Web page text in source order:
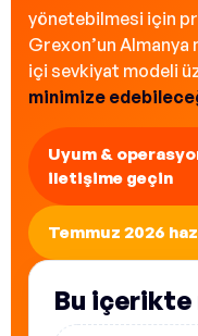
yönetebilmesi için
Grexon’un Almanya
içi sevkiyat modeli
minimize
Uyum &
iletişime geçin
Temmuz 2026
Bu içerikte